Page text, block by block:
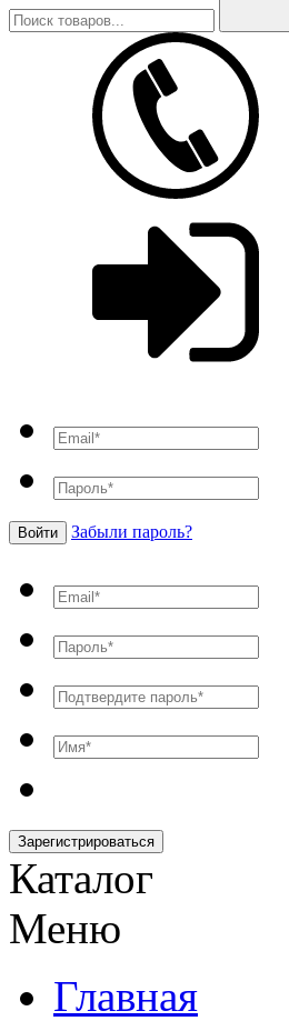
Войти Забыли пароль?
Зарегистрироваться
Каталог
Меню
Главная